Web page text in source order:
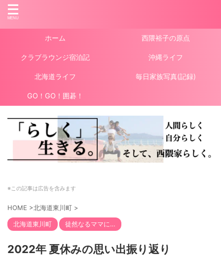
ホーム 西隈裕子の原点
クラブラウンジ宿泊記 沖縄ライフ
北海道ライフ 毎日家族写真(記録)
GO！GO！囲碁！
※この記事は広告を含みます
HOME >北海道東川町 >
北海道東川町 徒然なるママに…
2022年 夏休みの思い出振り返り